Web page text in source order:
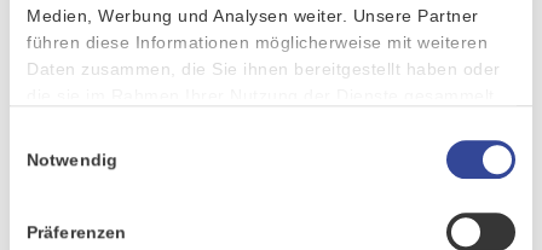
Medien, Werbung und Analysen weiter. Unsere Partner
führen diese Informationen möglicherweise mit weiteren
Daten zusammen, die Sie ihnen bereitgestellt haben oder
Notwendig
Präferenzen
Das Motto „Software, die begeistert“ wurde insbesondere mit
neuen Innovationen in Sachen User Experience und User
CRM-Software noch leichter macht. Innovationen wie diese
konnten mehr als 150 Fachbesucher auf dem hybriden CRM-
Kongress in Gießen erleben. Das CRM-Event von CURSOR hat
sich mittlerweile zu einem deutschlandweiten